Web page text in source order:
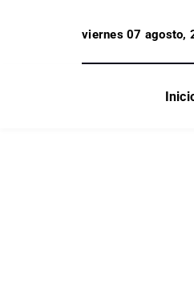
viernes 07 agosto,